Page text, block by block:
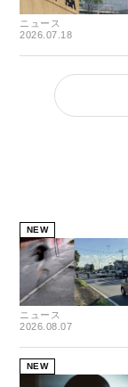
ニュース
2026.07.18
NEW
ニュース
2026.08.07
NEW